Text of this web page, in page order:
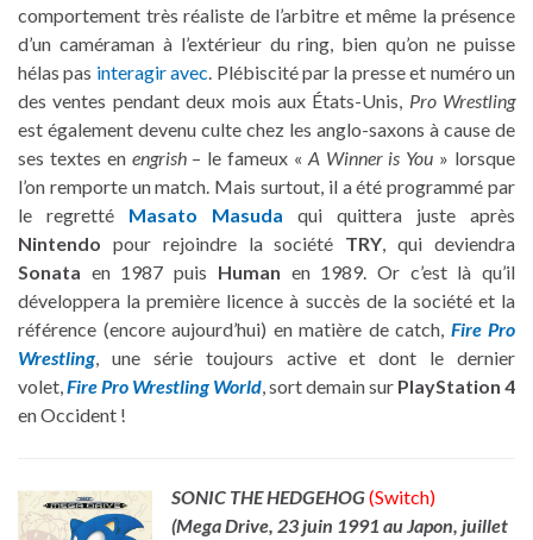
comportement très réaliste de l’arbitre et même la présence
d’un caméraman à l’extérieur du ring, bien qu’on ne puisse
hélas pas interagir avec. Plébiscité par la presse et numéro un
des ventes pendant deux mois aux États-Unis, Pro Wrestling
est également devenu culte chez les anglo-saxons à cause de
ses textes en engrish– le fameux « A Winner is You » lorsque
l’on remporte un match. Mais surtout, il a été programmé par
le regretté Masato Masuda qui quittera juste après
Nintendo pour rejoindre la société TRY, qui deviendra
Sonata en 1987 puis Human en 1989. Or c’est là qu’il
développera la première licence à succès de la société et la
référence (encore aujourd’hui) en matière de catch, Fire Pro
Wrestling, une série toujours active et dont le dernier
volet,Fire Pro Wrestling World, sort demain sur PlayStation 4
en Occident !
SONIC THE HEDGEHOG(Switch)
(Mega Drive, 23 juin 1991 au Japon, juillet